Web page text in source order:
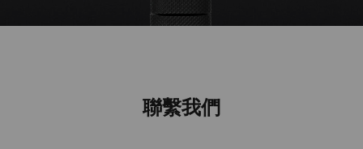
聯繫我們